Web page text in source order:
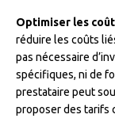
Optimiser les
réduire les coûts
pas nécessaire
spécifiques, ni de
prestataire peut
proposer des tarifs